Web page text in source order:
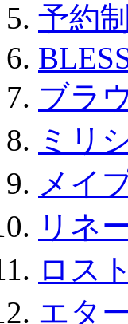
予約
ブラ
ミリ
メイ
リネ
ロス
エタ